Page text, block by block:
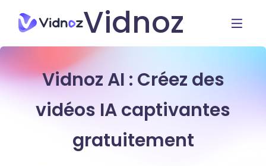
Vidnoz
Vidnoz AI : Créez des
vidéos IA captivantes
gratuitement